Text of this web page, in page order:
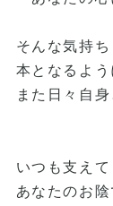
そんな気持
本となるよう
また日々自
いつも支えて
あなたのお陰